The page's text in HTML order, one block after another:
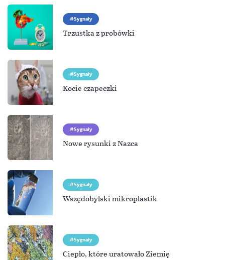
Sygnały
Trzustka z probówki
Sygnały
Kocie czapeczki
Sygnały
Nowe rysunki z Nazca
Sygnały
Wszędobylski mikroplastik
Sygnały
Ciepło, które uratowało Ziemię